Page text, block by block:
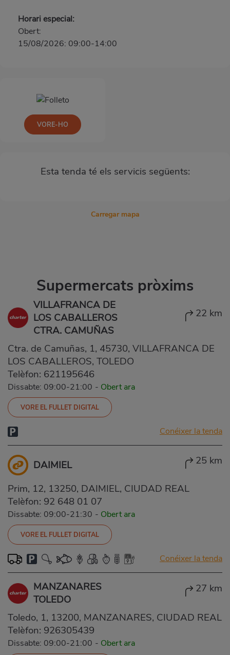
Horari especial:
Obert:
15/08/2026: 09:00-14:00
Esta tenda té els servicis següents:
VORE-HO
Carregar mapa
Supermercats pròxims
VILLAFRANCA DE
LOS CABALLEROS
CTRA. CAMUÑAS
22 km
Ctra. de Camuñas, 1, 45730, VILLAFRANCA DE
LOS CABALLEROS, TOLEDO
Telèfon: 621195646
Dissabte: 09:00-21:00 - Obert ara
VORE EL FULLET DIGITAL
Conéixer la tenda
DAIMIEL 25 km
Prim, 12, 13250, DAIMIEL, CIUDAD REAL
Telèfon: 92 648 01 07
Dissabte: 09:00-21:30 - Obert ara
VORE EL FULLET DIGITAL
Conéixer la tenda
MANZANARES
TOLEDO
27 km
Toledo, 1, 13200, MANZANARES, CIUDAD REAL
Telèfon: 926305439
Dissabte: 09:00-21:00 - Obert ara